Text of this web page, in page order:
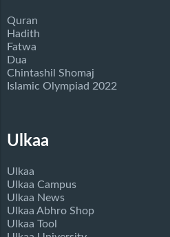
Quran
Hadith
Fatwa
Dua
Chintashil Shomaj
Islamic Olympiad 2022
Ulkaa
Ulkaa
Ulkaa Campus
Ulkaa News
Ulkaa Abhro Shop
Ulkaa Tool